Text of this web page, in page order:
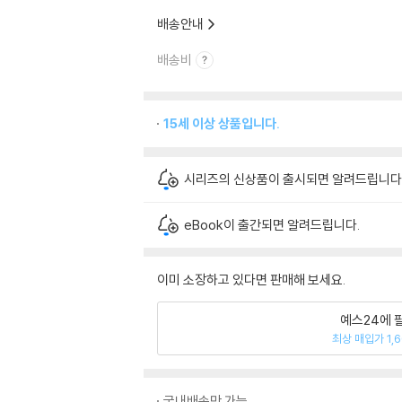
배송안내
배송비
15세 이상 상품입니다.
시리즈의 신상품이 출시되면 알려드립니
eBook이 출간되면 알려드립니다.
이미 소장하고 있다면 판매해 보세요.
예스24에
최상 매입가